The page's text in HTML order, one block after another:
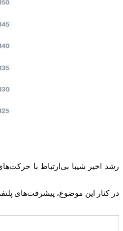
در کنار این موضوع، پیشرفت‌های